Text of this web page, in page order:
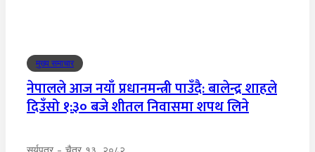
मुख्य समाचार
नेपालले आज नयाँ प्रधानमन्त्री पाउँदै: बालेन्द्र शाहले
दिउँसो १:३० बजे शीतल निवासमा शपथ लिने